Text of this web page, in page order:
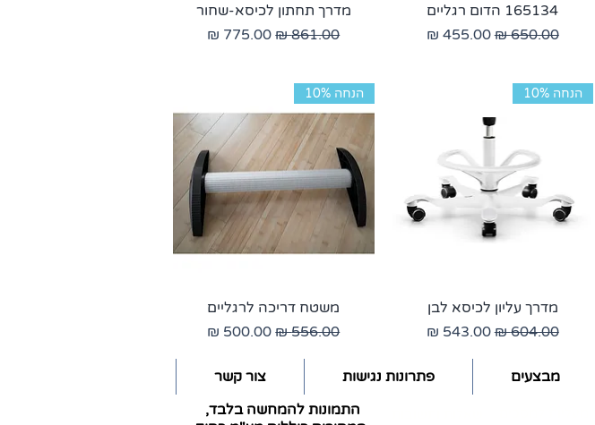
165134 הדום רגליים
מחיר רגיל‏650.00 ‏₪ מחיר מבצע‏455.00 ‏₪
מדרך תחתון לכיסא-שחור
מחיר רגיל‏861.00 ‏₪ מחיר מבצע
הנחה 10%
מדרך עליון לכיסא לבן
מחיר רגיל‏604.00 ‏₪ מחיר מבצע‏543.00 ‏₪
הנחה 10%
משטח דריכה לרגליים
מחיר רגיל‏556.00 ‏₪ מחיר מבצע
מבצעים פתרונות נגישות
צור קשר
התמונות להמחשה בלבד,